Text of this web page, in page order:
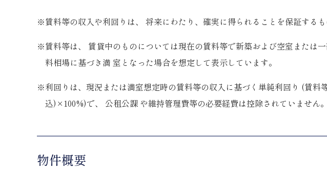
※賃料等の収入や利回りは、 将来にわたり、確実に得られることを保証するも
※賃料等は、 賃貸中のものについては現在の賃料等で新築および空室または
料相場に基づき満 室となった場合を想定して表示しています。
※利回りは、現況または満室想定時の賃料等の収入に基づく単純利回り (賃料
込)×100%)で、 公租公課 や維持管理費等の必要経費は控除されていません。
物件概要